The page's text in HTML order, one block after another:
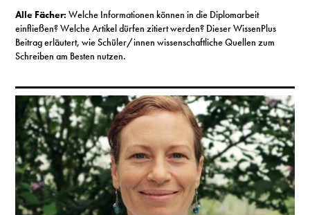
Alle Fächer:Welche Informationen können in die Diplomarbeit
einfließen? Welche Artikel dürfen zitiert werden? Dieser WissenPlus
Beitrag erläutert, wie Schüler/innen wissenschaftliche Quellen zum
Schreiben am Besten nutzen.